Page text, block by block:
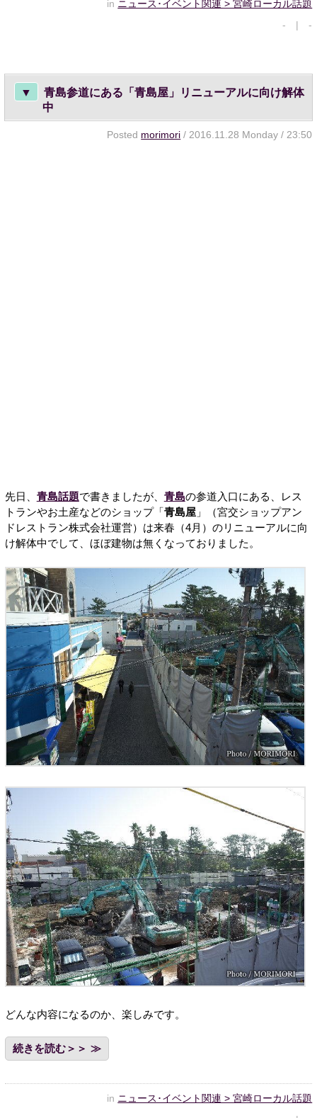
in ニュース･イベント関連 > 宮崎ローカル話題
- | -
▼
青島参道にある「青島屋」リニューアルに向け解体
中
Posted morimori / 2016.11.28 Monday / 23:50
先日、 青島話題で書きましたが、 青島の参道入口にある、レス
トランやお土産などのショップ「 青島屋」（宮交ショップアン
ドレストラン株式会社運営）は来春（4月）のリニューアルに向
け解体中でして、ほぼ建物は無くなっておりました。
どんな内容になるのか、楽しみです。
続きを読む＞＞
in ニュース･イベント関連 > 宮崎ローカル話題